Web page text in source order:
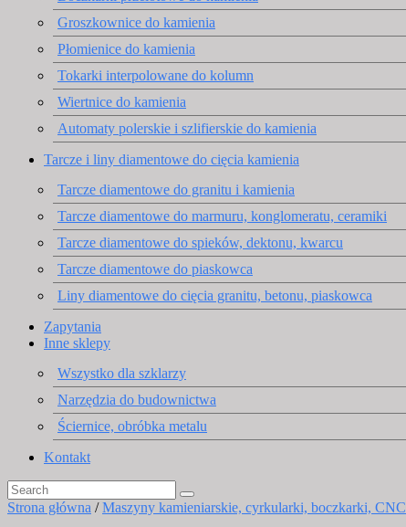
Groszkownice do kamienia
Płomienice do kamienia
Tokarki interpolowane do kolumn
Wiertnice do kamienia
Automaty polerskie i szlifierskie do kamienia
Tarcze i liny diamentowe do cięcia kamienia
Tarcze diamentowe do granitu i kamienia
Tarcze diamentowe do marmuru, konglomeratu, ceramiki
Tarcze diamentowe do spieków, dektonu, kwarcu
Tarcze diamentowe do piaskowca
Liny diamentowe do cięcia granitu, betonu, piaskowca
Zapytania
Inne sklepy
Wszystko dla szklarzy
Narzędzia do budownictwa
Ściernice, obróbka metalu
Kontakt
Strona główna /Maszyny kamieniarskie, cyrkularki, boczkarki, CNC